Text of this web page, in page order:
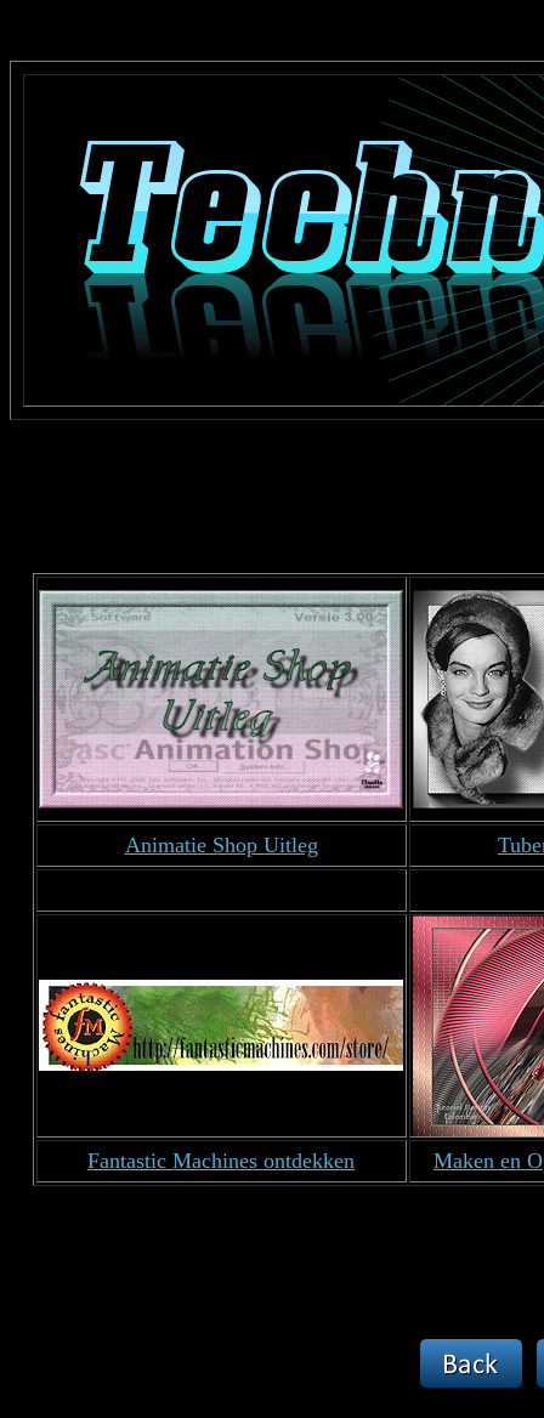
Animatie Shop Uitleg
Fantastic Machines ontdekken Maken en